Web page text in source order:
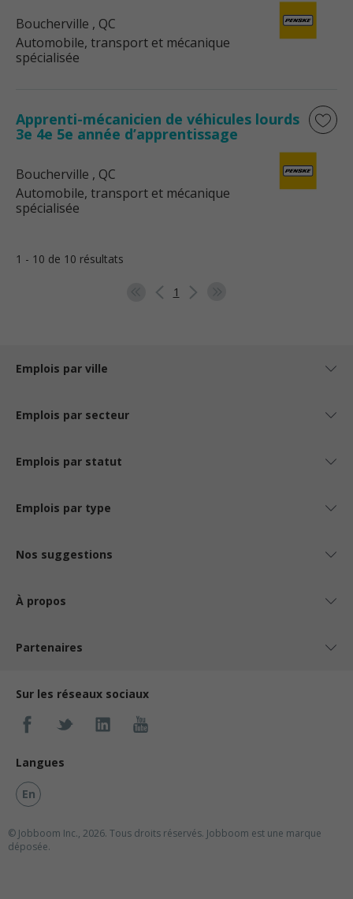
Boucherville , QC
Automobile, transport et mécanique
spécialisée
Apprenti-mécanicien de véhicules lourds
3e 4e 5e année d’apprentissage
Boucherville , QC
Automobile, transport et mécanique
spécialisée
1 - 10 de 10 résultats
1
Emplois par ville
Emplois par secteur
Emplois par statut
Emplois par type
Nos suggestions
À propos
Partenaires
Sur les réseaux sociaux
Langues
En
© Jobboom Inc., 2026. Tous droits réservés. Jobboom est une marque
déposée.